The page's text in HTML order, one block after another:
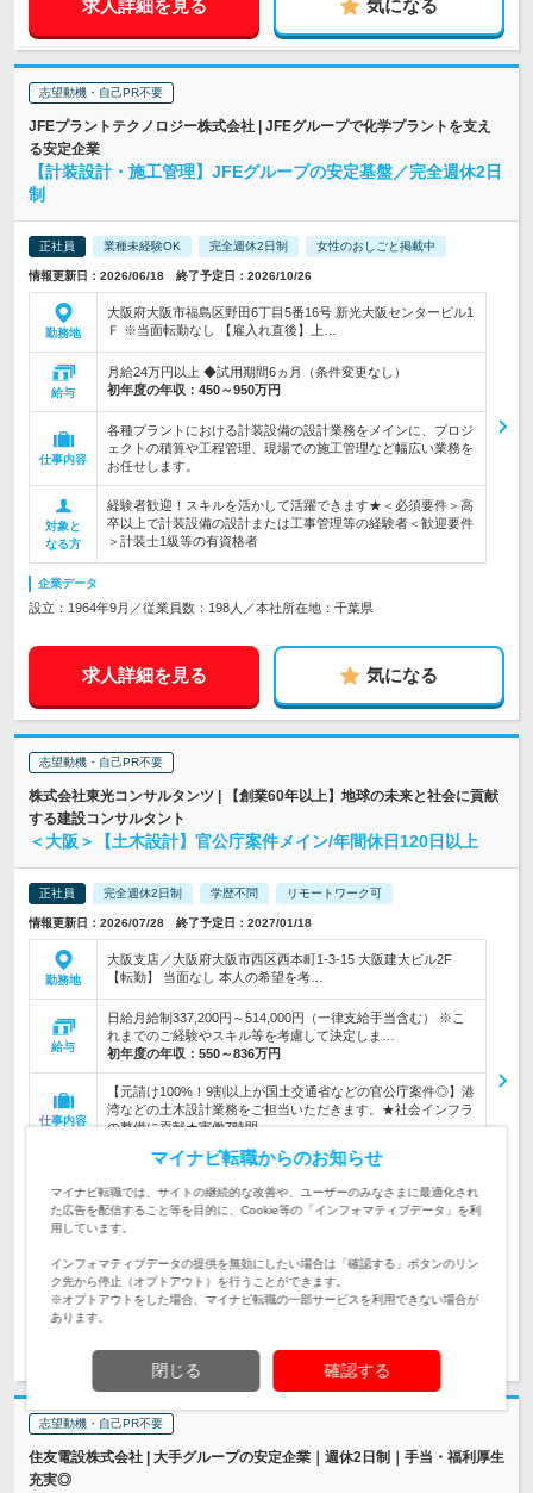
求人詳細を見る 気になる
志望動機・自己PR不要
JFEプラントテクノロジー株式会社 | JFEグループで化学プラントを支え
る安定企業
【計装設計・施工管理】JFEグループの安定基盤／完全週休2日
制
正社員 業種未経験OK 完全週休2日制 女性のおしごと掲載中
情報更新日：2026/06/18 終了予定日：2026/10/26
勤務地
大阪府大阪市福島区野田6丁目5番16号 新光大阪センタービル1
Ｆ ※当面転勤なし 【雇入れ直後】上…
給与
月給24万円以上 ◆試用期間6ヵ月（条件変更なし）
初年度の年収： 450～950万円
仕事内容
各種プラントにおける計装設備の設計業務をメインに、プロジ
ェクトの積算や工程管理、現場での施工管理など幅広い業務を
お任せします。
対象と
なる方
経験者歓迎！スキルを活かして活躍できます★＜必須要件＞高
卒以上で計装設備の設計または工事管理等の経験者＜歓迎要件
＞計装士1級等の有資格者
企業データ
設立：1964年9月／従業員数：198人／本社所在地：千葉県
求人詳細を見る 気になる
志望動機・自己PR不要
株式会社東光コンサルタンツ | 【創業60年以上】地球の未来と社会に貢献
する建設コンサルタント
＜大阪＞【土木設計】官公庁案件メイン/年間休日120日以上
正社員 完全週休2日制 学歴不問 リモートワーク可
情報更新日：2026/07/28 終了予定日：2027/01/18
勤務地
大阪支店／大阪府大阪市西区西本町1-3-15 大阪建大ビル2F
【転勤】 当面なし 本人の希望を考…
給与
日給月給制337,200円～514,000円（一律支給手当含む） ※こ
れまでのご経験やスキル等を考慮して決定しま…
初年度の年収： 550～836万円
仕事内容
【元請け100%！9割以上が国土交通省などの官公庁案件◎】港
湾などの土木設計業務をご担当いただきます。★社会インフラ
の整備に貢献★実働7時間
対象と
なる方
《いずれか必須》土木設計経験／技術士（建設部門）またはR
CCMの保有者★男女ともに育児休暇の取得実績あり★健康優
良企業として「銀の認定」を取得！
設立：1960年10月／従業員数：195人／本社所在地：東京都
志望動機・自己PR不要
住友電設株式会社 | 大手グループの安定企業｜週休2日制｜手当・福利厚生
充実◎
マイナビ転職からのお知らせ
マイナビ転職では、サイトの継続的な改善や、ユーザーのみなさまに最適化され
た広告を配信すること等を目的に、Cookie等の「インフォマティブデータ」を利
用しています。
インフォマティブデータの提供を無効にしたい場合は「確認する」ボタンのリン
ク先から停止（オプトアウト）を行うことができます。
※オプトアウトをした場合、マイナビ転職の一部サービスを利用できない場合が
あります。
閉じる 確認する